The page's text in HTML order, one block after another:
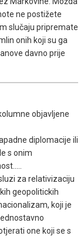
ne postižete
slučaju pripremate
onih koji su ga
davno prije
objavljene
diplomacije ili
s onim
za relativizaciju
geopolitickih
koji je
one koji se s